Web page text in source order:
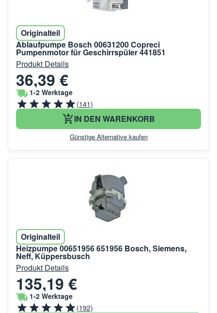
Originalteil
Ablaufpumpe Bosch 00631200 Copreci
Pumpenmotor für Geschirrspüler 441851
Produkt Details
36,39 €
1-2 Werktage
(141)
IN DEN WARENKORB
Günstige Alternative kaufen
Originalteil
Heizpumpe 00651956 651956 Bosch, Siemens,
Neff, Küppersbusch
Produkt Details
135,19 €
1-2 Werktage
(192)